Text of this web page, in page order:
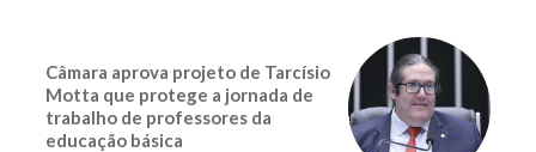
Câmara aprova projeto de Tarcísio
Motta que protege a jornada de
trabalho de professores da
educação básica